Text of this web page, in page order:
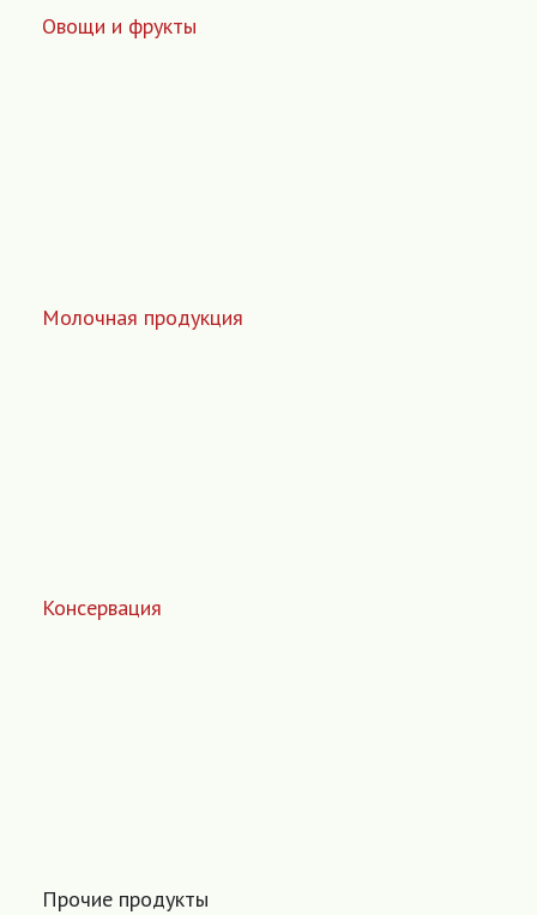
Овощи и фрукты
Молочная продукция
Консервация
Прочие продукты